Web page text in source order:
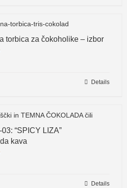
torbica za čokoholike – izbor
Details
“SPICY LIZA”
kava
Details